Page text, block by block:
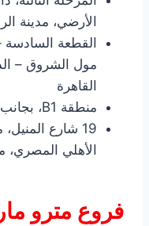
الأرضي، مدينة
القطعة السادسة
مول الشروق –
القاهرة
منطقة B1، بجانب المركز الطبي، مدينتي، القاهرة
19 شارع
الأهلي المصري،
فروع مترو